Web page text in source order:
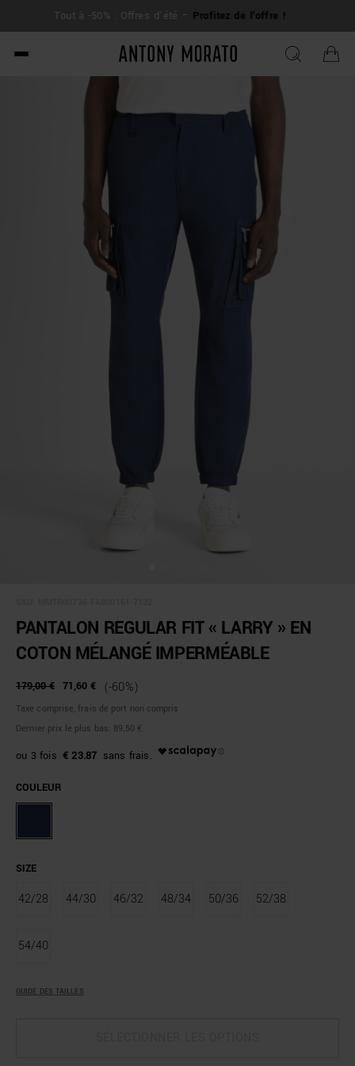
Tout à -50% : Offres d'été –Profitez de l'offre !
Antony Morato - Official
PANTALON REGULAR FIT « LARRY » EN
COTON MÉLANGÉ IMPERMÉABLE
179,00 € 71,60 € (-60%)
Taxe comprise, frais de port non compris
Dernier prix le plus bas: 89,50 €
€ 23.87
COULEUR
SIZE
42/28 44/30 46/32 48/34 50/36 52/38
54/40
GUIDE DES TAILLES